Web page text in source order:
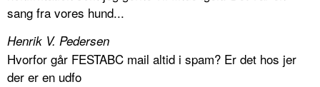
sang fra vores hund...
Henrik V. Pedersen
Hvorfor går FESTABC mail altid i spam? Er det hos jer
der er en udfo